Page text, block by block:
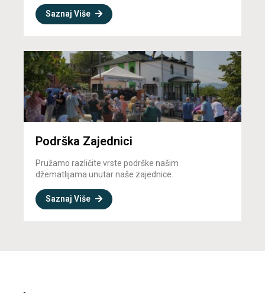
Saznaj Više
Podrška Zajednici
Pružamo različite vrste podrške našim
džematlijama unutar naše zajednice.
Saznaj Više